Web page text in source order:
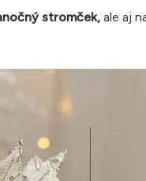
stromček, ale aj